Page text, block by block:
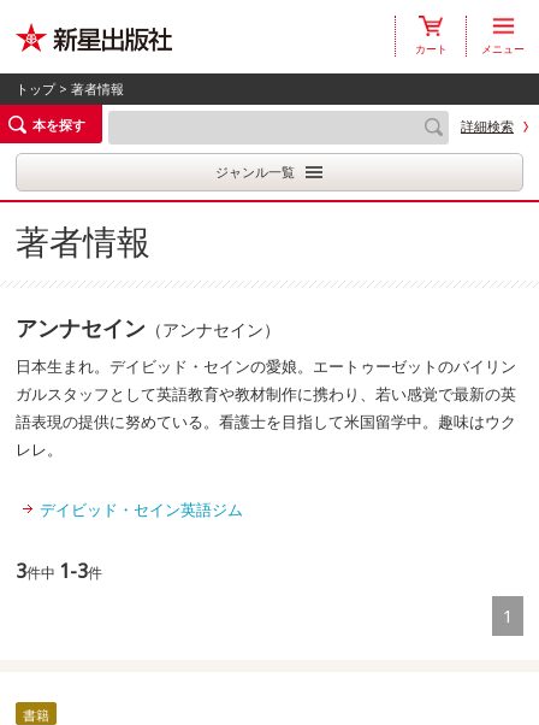
カート メニュー
トップ> 著者情報
本を探す
詳細検索
ジャンル一覧
著者情報
アンナセイン （アンナセイン）
日本生まれ。デイビッド・セインの愛娘。エートゥーゼットのバイリン
ガルスタッフとして英語教育や教材制作に携わり、若い感覚で最新の英
語表現の提供に努めている。看護士を目指して米国留学中。趣味はウク
レレ。
デイビッド・セイン英語ジム
3件中 1-3件
1
書籍